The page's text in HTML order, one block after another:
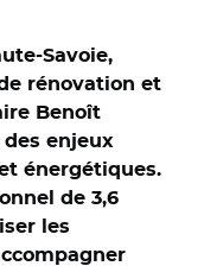
Savoie,
rénovation et
Benoît
enjeux
énergétiques.
de 3,6
les